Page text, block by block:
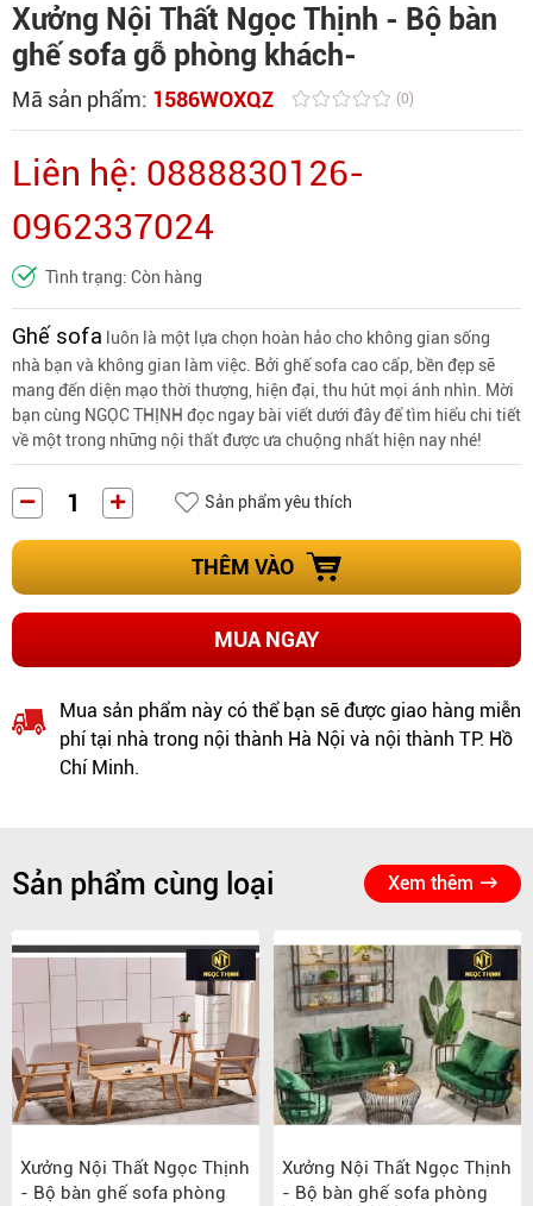
Xưởng Nội Thất Ngọc Thịnh - Bộ bàn
ghế sofa gỗ phòng khách-
Mã sản phẩm: 1586WOXQZ (0)
Liên hệ: 0888830126-
0962337024
Tình trạng: Còn hàng
Ghế sofa luôn là một lựa chọn hoàn hảo cho không gian sống
nhà bạn và không gian làm việc. Bởi ghế sofa cao cấp, bền đẹp sẽ
mang đến diện mạo thời thượng, hiện đại, thu hút mọi ánh nhìn. Mời
bạn cùng NGỌC THỊNH đọc ngay bài viết dưới đây để tìm hiểu chi tiết
về một trong những nội thất được ưa chuộng nhất hiện nay nhé!
Sản phẩm yêu thích
THÊM VÀO
MUA NGAY
Mua sản phẩm này có thể bạn sẽ được giao hàng miễn
phí tại nhà trong nội thành Hà Nội và nội thành TP. Hồ
Chí Minh.
Sản phẩm cùng loại Xem thêm
Xưởng Nội Thất Ngọc Thịnh
- Bộ bàn ghế sofa phòng
Xưởng Nội Thất Ngọc Thịnh
- Bộ bàn ghế sofa phòng